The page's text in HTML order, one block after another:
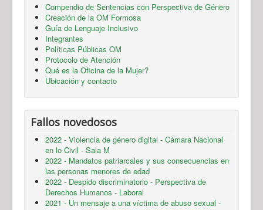
Compendio de Sentencias con Perspectiva de Género
Creación de la OM Formosa
Guía de Lenguaje Inclusivo
Integrantes
Políticas Públicas OM
Protocolo de Atención
Qué es la Oficina de la Mujer?
Ubicación y contacto
Fallos novedosos
2022 - Violencia de género digital - Cámara Nacional
en lo Civil - Sala M
2022 - Mandatos patriarcales y sus consecuencias en
las personas menores de edad
2022 - Despido discriminatorio - Perspectiva de
Derechos Humanos - Laboral
2021 - Un mensaje a una víctima de abuso sexual -